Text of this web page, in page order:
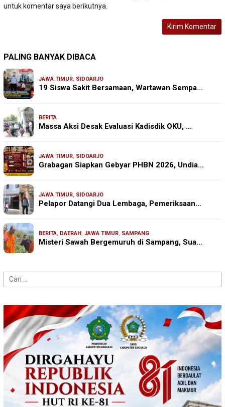
untuk komentar saya berikutnya.
PALING BANYAK DIBACA
JAWA TIMUR, SIDOARJO
19 Siswa Sakit Bersamaan, Wartawan Sempa…
BERITA
Massa Aksi Desak Evaluasi Kadisdik OKU, …
JAWA TIMUR, SIDOARJO
Grabagan Siapkan Gebyar PHBN 2026, Undia…
JAWA TIMUR, SIDOARJO
Pelapor Datangi Dua Lembaga, Pemeriksaan…
BERITA, DAERAH, JAWA TIMUR, SAMPANG
Misteri Sawah Bergemuruh di Sampang, Sua…
Cari
untuk: